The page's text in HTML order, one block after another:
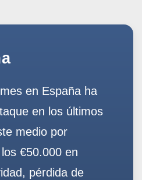
en España ha
en los últimos
medio por
€50.000 en
pérdida de